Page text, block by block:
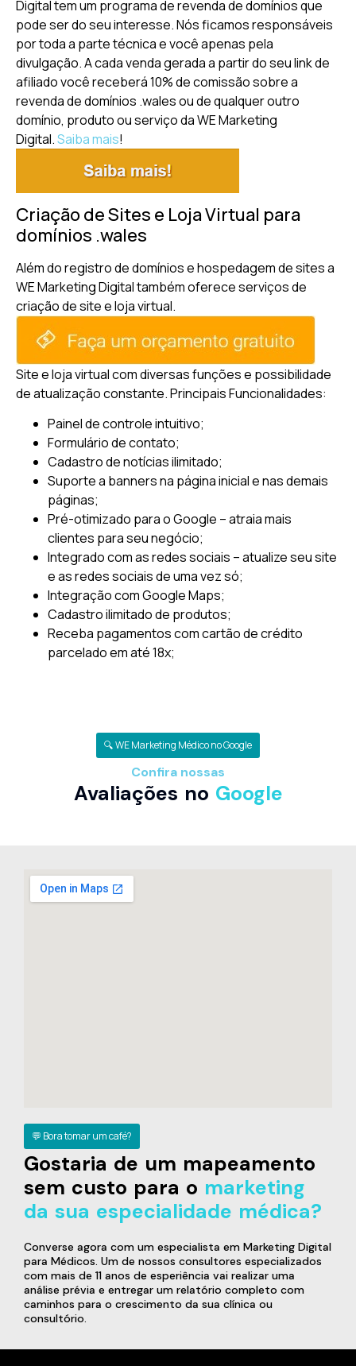
Digital tem um programa de revenda de domínios que
pode ser do seu interesse. Nós ficamos responsáveis
por toda a parte técnica e você apenas pela
divulgação. A cada venda gerada a partir do seu link de
afiliado você receberá 10% de comissão sobre a
revenda de domínios .wales ou de qualquer outro
domínio, produto ou serviço da WE Marketing
Digital.Saiba mais!
Criação de Sites e Loja Virtual para
domínios .wales
Além do registro de domínios e hospedagem de sites a
WE Marketing Digital também oferece serviços de
criação de site e loja virtual.
Site e loja virtual com diversas funções e possibilidade
de atualização constante.Principais Funcionalidades:
Painel de controle intuitivo;
Formulário de contato;
Cadastro de notícias ilimitado;
Suporte a banners na página inicial e nas demais
páginas;
Pré-otimizado para o Google – atraia mais
clientes para seu negócio;
Integrado com as redes sociais – atualize seu site
e as redes sociais de uma vez só;
Integração com Google Maps;
Cadastro ilimitado de produtos;
Receba pagamentos com cartão de crédito
parcelado em até 18x;
🔍 WE Marketing Médico no Google
Confira nossas
Avaliações no Google
💬 Bora tomar um café?
Gostaria de um mapeamento
sem custo para o marketing
da sua especialidade médica?
Converse agora com um especialista em Marketing Digital
para Médicos. Um de nossos consultores especializados
com mais de 11 anos de esperiência vai realizar uma
análise prévia e entregar um relatório completo com
caminhos para o crescimento da sua clínica ou
consultório.